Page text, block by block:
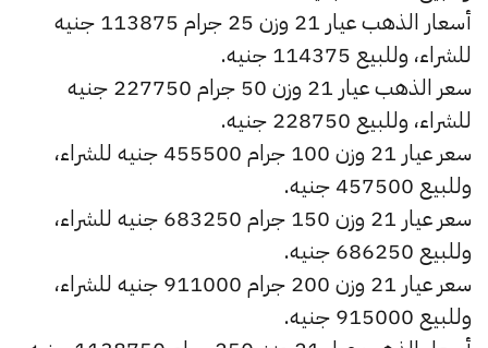
أسعار الذهب عيار 21 وزن 25 جرام 113875 جنيه
للشراء، وللبيع 114375 جنيه.
سعر الذهب عيار 21 وزن 50 جرام 227750 جنيه
للشراء، وللبيع 228750 جنيه.
سعر عيار 21 وزن 100 جرام 455500 جنيه للشراء،
وللبيع 457500 جنيه.
سعر عيار 21 وزن 150 جرام 683250 جنيه للشراء،
وللبيع 686250 جنيه.
سعر عيار 21 وزن 200 جرام 911000 جنيه للشراء،
وللبيع 915000 جنيه.